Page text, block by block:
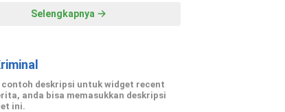
Selengkapnya
contoh deskripsi untuk widget recent
anda bisa memasukkan deskripsi
ini.